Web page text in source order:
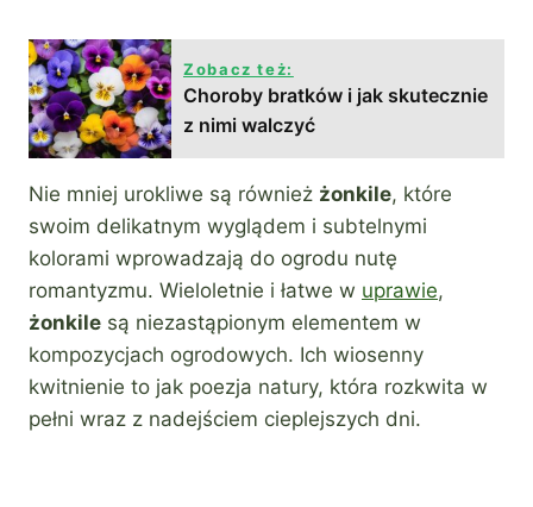
Zobacz też:
Choroby bratków i jak skutecznie
z nimi walczyć
Nie mniej urokliwe są również żonkile, które
swoim delikatnym wyglądem i subtelnymi
kolorami wprowadzają do ogrodu nutę
romantyzmu. Wieloletnie i łatwe w uprawie,
żonkile są niezastąpionym elementem w
kompozycjach ogrodowych. Ich wiosenny
kwitnienie to jak poezja natury, która rozkwita w
pełni wraz z nadejściem cieplejszych dni.